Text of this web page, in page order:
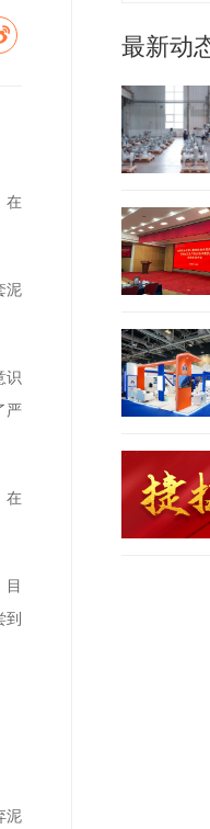
在
泥
识
严
在
目
泥
最新动